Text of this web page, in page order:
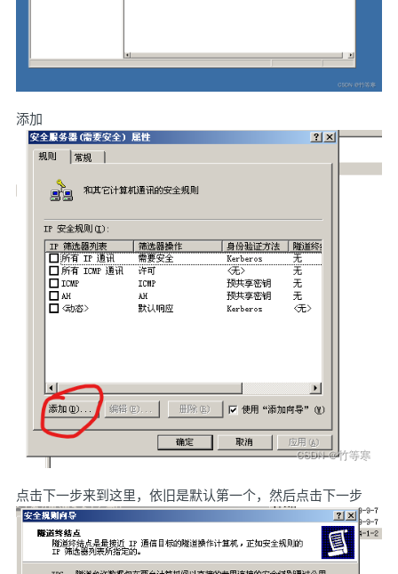
添加
点击下一步来到这里，依旧是默认第一个，然后点击下一步